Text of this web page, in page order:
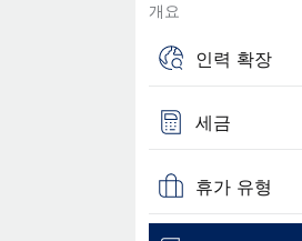
개요
인력 확장
세금
휴가 유형